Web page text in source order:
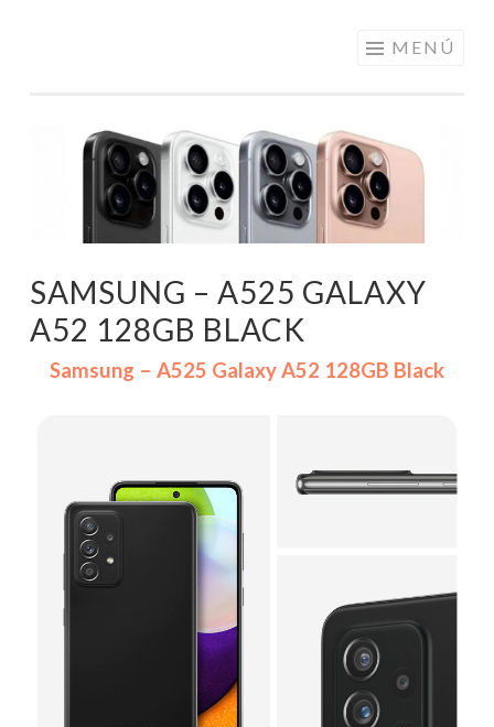
PRECIOS DE
ANDORRA
MENÚ
SAMSUNG – A525 GALAXY
A52 128GB BLACK
Samsung – A525 Galaxy A52 128GB Black